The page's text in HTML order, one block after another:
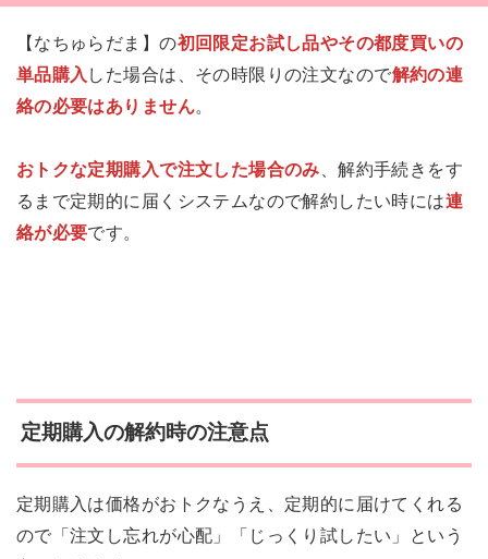
【なちゅらだま】の初回限定お試し品やその都度買いの
単品購入 した場合は、その時限りの注文なので解約の連
絡の必要はありません。
おトクな定期購入で注文した場合のみ 、解約手続きをす
るまで定期的に届くシステムなので解約したい時には連
絡が必要です。
定期購入の解約時の注意点
定期購入は価格がおトクなうえ、定期的に届けてくれる
ので「注文し忘れが心配」「じっくり試したい」という